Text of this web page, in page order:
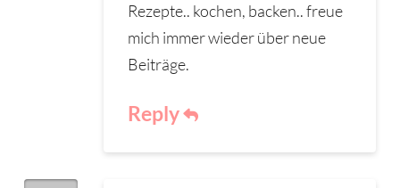
Rezepte.. kochen, backen.. freue
mich immer wieder über neue
Beiträge.
Reply